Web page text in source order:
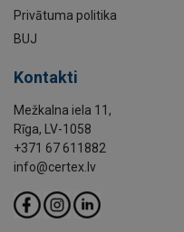
Privātuma politika
BUJ
Kontakti
Mežkalna iela 11,
Rīga, LV-1058
+371 67 611882
info@certex.lv